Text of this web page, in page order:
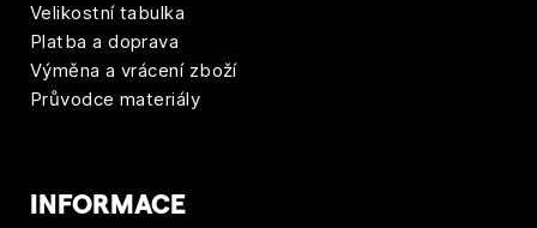
Velikostní tabulka
Platba a doprava
Výměna a vrácení zboží
Průvodce materiály
INFORMACE